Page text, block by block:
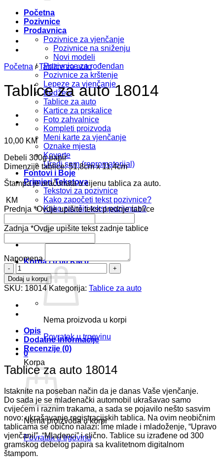
Početna
Pozivnice
Prodavnica
Pozivnice za vjenčanje
Pozivnice na sniženju
Novi modeli
Pozivnice za rođendan
Pozivnice za krštenje
Lepeze za vjenčanje
Bedževi
Tablice za auto
Kartice za prskalice
Foto zahvalnice
Kompleti proizvoda
Meni karte za vjenčanje
Oznake mjesta
Koverte
Uradi sam (repromaterijal)
Fontovi i Boje
Primjeri Tekstova
Tekstovi za pozivnice
Kako započeti tekst pozivnice?
Kako završiti tekst pozivnice?
Pretraži:
Korpa /0,00KM 0
Nema proizvoda u korpi
Povratak u trgovinu
0
Korpa
Nema proizvoda u korpi
Povratak u trgovinu
Početna / Tablice za auto
Tablice za auto 18014
10,00 KM
Debeli 300g papir
Dimenzije tablice: 51,8cm x 11,4cm
Štampa je uračunata u cijenu tablica za auto.
KM
Prednja *Ovdje upišite tekst prednje tablice
Zadnja *Ovdje upišite tekst zadnje tablice
Napomena
Tablice
za
auto
18014
količina
Dodaj u korpu
SKU: 18014 Kategorija: Tablice za auto
Opis
Dodatne informacije
Recenzije (0)
Tablice za auto 18014
Istaknite na poseban način da je danas Vaše vjenčanje.
Do sada je se mladenački automobil ukrašavao samo
cvijećem i raznim trakama, a sada se pojavilo nešto sasvim
novo: ukrašavanje registracijskih tablica. Na ovim neobičnim
tablicama se obično nalazi: ime mlade i mladoženje, “Upravo
vjenčani!”, “Mladenci” i slično. Tablice su izrađene od 300
gramskog debelog papira sa kvalitetnom digitalnom
štampom.